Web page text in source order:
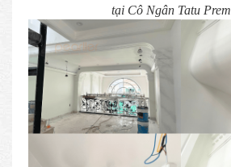
tại Cô Ngân Tatu